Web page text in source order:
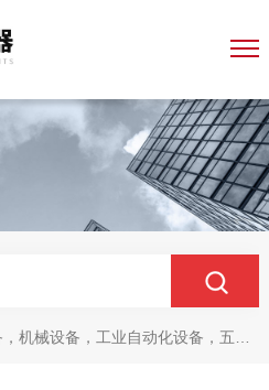
业自动化设备，五金产品，电线电缆，金属材料，电子